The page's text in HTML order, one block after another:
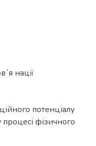
нації
потенціалу
процесі фізичного